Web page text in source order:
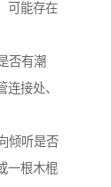
可能存在
否有潮
接处、
倾听是否
一根木棍